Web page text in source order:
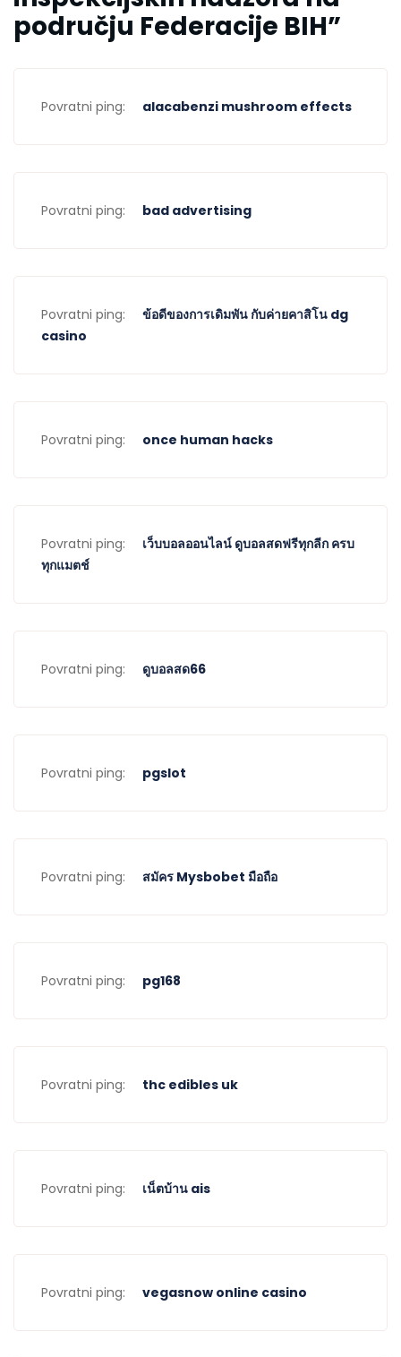
području Federacije BIH”
Povratni ping: alacabenzi mushroom effects
Povratni ping: bad advertising
Povratni ping:
ข้อดีของการเดิมพัน กับค่ายคาสิโน dg
casino
Povratni ping: once human hacks
Povratni ping:
เว็บบอลออนไลน์ ดูบอลสดฟรีทุกลีก ครบ
ทุกแมตช์
Povratni ping: ดูบอลสด66
Povratni ping: pgslot
Povratni ping: สมัคร Mysbobet มือถือ
Povratni ping: pg168
Povratni ping: thc edibles uk
Povratni ping: เน็ตบ้าน ais
Povratni ping: vegasnow online casino